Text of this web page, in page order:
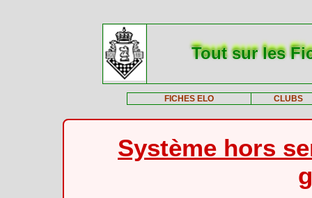
Tout sur les
FICHES ELO CLUBS
Système hors